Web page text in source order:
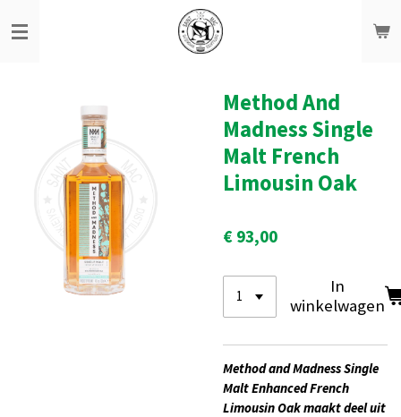
direct
Method And
Madness Single
Malt French
Limousin Oak
€ 93,00
In
winkelwagen
Method and Madness Single
Malt Enhanced French
Limousin Oak maakt deel uit